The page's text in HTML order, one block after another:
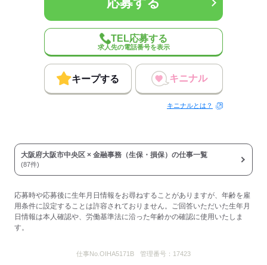
応募する
TEL応募する
求人先の電話番号を表示
キープする キニナル
キニナルとは？
大阪府大阪市中央区 × 金融事務（生保・損保）の仕事一覧
(87件)
応募時や応募後に生年月日情報をお尋ねすることがありますが、年齢を雇
用条件に設定することは許容されておりません。ご回答いただいた生年月
日情報は本人確認や、労働基準法に沿った年齢かの確認に使用いたしま
す。
仕事No.OIHA5171B 管理番号： 17423